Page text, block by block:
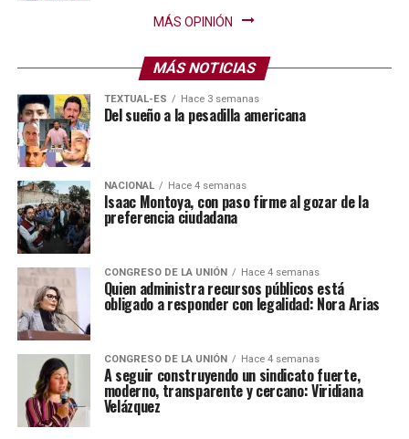
MÁS OPINIÓN
MÁS NOTICIAS
TEXTUAL-ES Hace 3 semanas
Del sueño a la pesadilla americana
NACIONAL Hace 4 semanas
Isaac Montoya, con paso firme al gozar de la
preferencia ciudadana
CONGRESO DE LA UNIÓN Hace 4 semanas
Quien administra recursos públicos está
obligado a responder con legalidad: Nora Arias
CONGRESO DE LA UNIÓN Hace 4 semanas
A seguir construyendo un sindicato fuerte,
moderno, transparente y cercano: Viridiana
Velázquez